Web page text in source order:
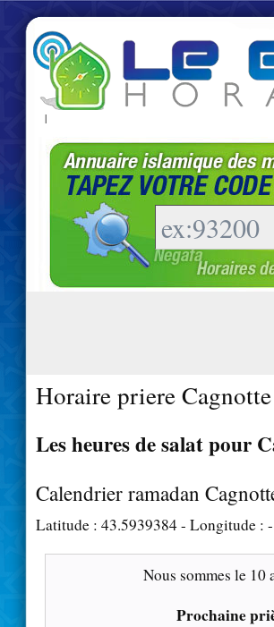
|
Horaire priere
Les heures de salat pour
Calendrier ramadan
Latitude : 43.5939384- Longitude :
Nous sommes le 10
Prochaine